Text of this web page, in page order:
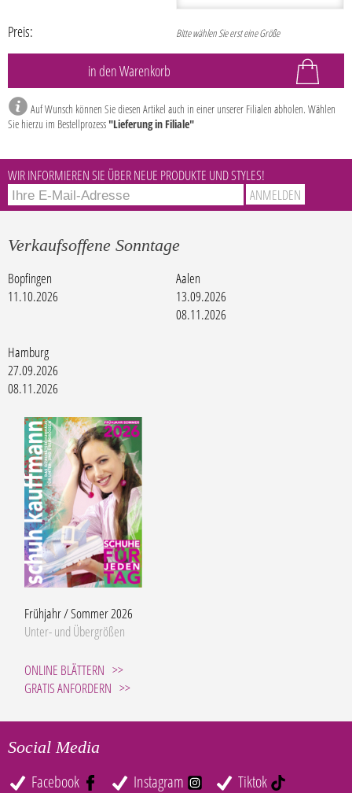
Preis: Bitte wählen Sie erst eine Größe
Auf Wunsch können Sie diesen Artikel auch in einer unserer Filialen abholen. Wählen
Sie hierzu im Bestellprozess"Lieferung in Filiale"
WIR INFORMIEREN SIE ÜBER NEUE PRODUKTE UND STYLES!
Verkaufsoffene Sonntage
Bopfingen
11.10.2026
Aalen
13.09.2026
08.11.2026
Hamburg
27.09.2026
08.11.2026
Frühjahr / Sommer 2026
Unter- und Übergrößen
ONLINE BLÄTTERN
GRATIS ANFORDERN
Social Media
Facebook Instagram Tiktok